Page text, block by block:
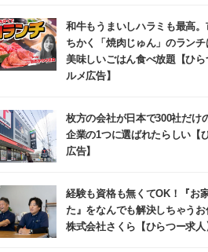
和牛もうまいしハラミも最高。
ちかく「焼肉じゅん」のラン
美味しいごはん食べ放題【ひら
ルメ広告】
枚方の会社が日本で300社だけ
企業の1つに選ばれたらしい【
広告】
経験も資格も無くてOK！『お
た』をなんでも解決しちゃう
株式会社さくら【ひらつー求人